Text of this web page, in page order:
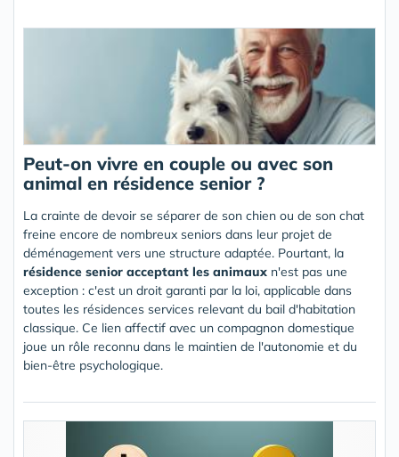
Peut-on vivre en couple ou avec son
animal en résidence senior ?
La crainte de devoir se séparer de son chien ou de son chat
freine encore de nombreux seniors dans leur projet de
déménagement vers une structure adaptée. Pourtant, la
résidence senior acceptant les animaux n'est pas une
exception : c'est un droit garanti par la loi, applicable dans
toutes les résidences services relevant du bail d'habitation
classique. Ce lien affectif avec un compagnon domestique
joue un rôle reconnu dans le maintien de l'autonomie et du
bien-être psychologique.